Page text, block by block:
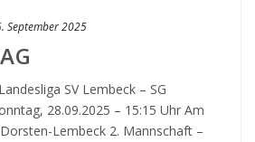
September 2025
SV Lembeck – SG
28.09.2025 – 15:15 Uhr Am
Lembeck 2. Mannschaft –